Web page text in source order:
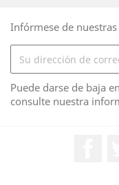
Infórmese de
Puede darse de baja
consulte nuestra